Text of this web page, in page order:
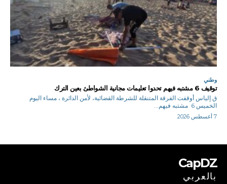
وطني
توقيف 6 مشتبه فيهم تحدوا تعليمات مجانية الشواطئ بعين الترك
ق.إلياس أوقفت الفرقة المتنقلة للشرطة القضائية، لأمن الدائرة ، مساء اليوم
الخميس 6 مشتبه فيهم...
7 أغسطس 2026
CapDZ
بالعربي